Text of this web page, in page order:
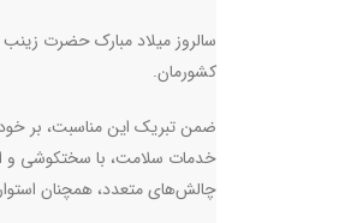
سالروز میلاد مبارک حضرت زینب
کشورمان.
ضمن تبریک این مناسبت، بر خود
خدمات سلامت، با سختکوشی و
چالش‌های متعدد، همچنان